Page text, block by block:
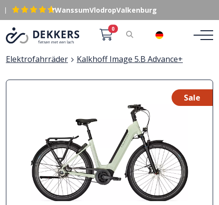
| WanssumVlodropValkenburg
0
Elektrofahrräder Kalkhoff Image 5.B Advance+
Sale